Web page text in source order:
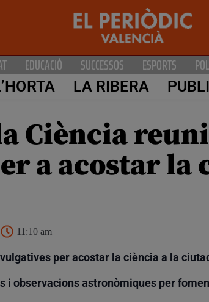
EDUCACIÓ SUCCESSOS ESPORTS
LA RIBERA
Ciència
a acostar la
11:10 am
per acostar la ciència a la
i observacions astronòmiques per